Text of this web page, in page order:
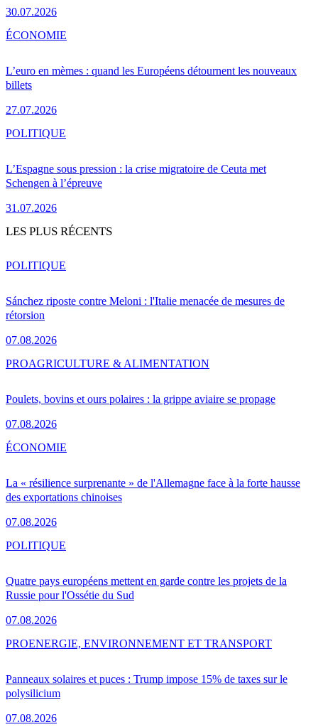
30.07.2026
L’euro en mèmes : quand les Européens détournent les nouveaux
billets
27.07.2026
ÉCONOMIE
L’Espagne sous pression : la crise migratoire de Ceuta met
Schengen à l’épreuve
31.07.2026
POLITIQUE
LES PLUS RÉCENTS
Sánchez riposte contre Meloni : l'Italie menacée de mesures de
rétorsion
07.08.2026
POLITIQUE
Poulets, bovins et ours polaires : la grippe aviaire se propage
07.08.2026
PROAGRICULTURE & ALIMENTATION
La « résilience surprenante » de l'Allemagne face à la forte hausse
des exportations chinoises
07.08.2026
ÉCONOMIE
Quatre pays européens mettent en garde contre les projets de la
Russie pour l'Ossétie du Sud
07.08.2026
POLITIQUE
Panneaux solaires et puces : Trump impose 15% de taxes sur le
polysilicium
07.08.2026
PROENERGIE, ENVIRONNEMENT ET TRANSPORT